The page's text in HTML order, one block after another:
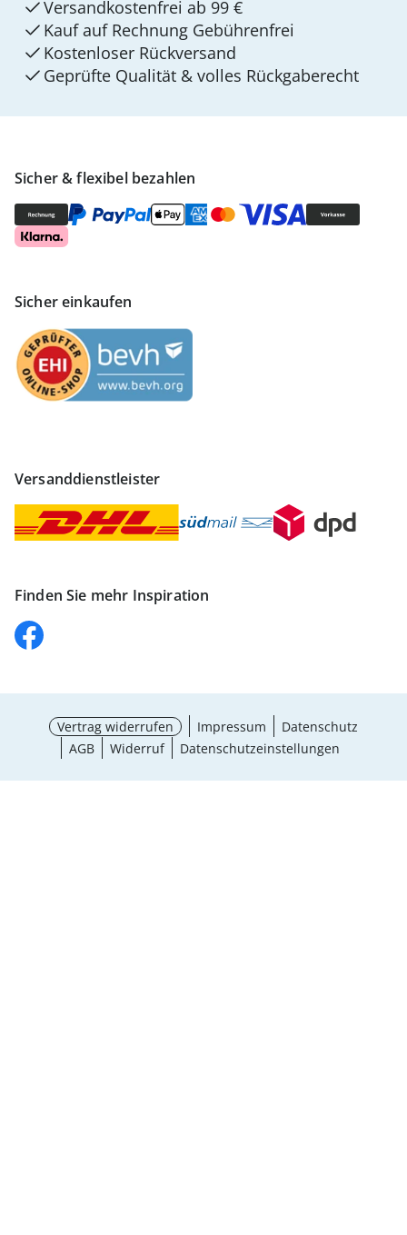
Sicher & flexibel bezahlen
Sicher einkaufen
Versanddienstleister
Finden Sie mehr Inspiration
Versandkostenfrei ab 99 €
Kauf auf Rechnung Gebührenfrei
Kostenloser Rückversand
Geprüfte Qualität & volles Rückgaberecht
Vertrag widerrufen Impressum
Datenschutz
AGB
Widerruf Datenschutzeinstellungen